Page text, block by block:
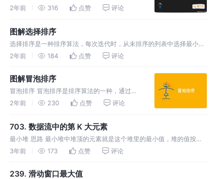
暴力法，通过一一对比，查找是否有重复元素。
将后一个元素与前一个元素对比即可。 哈希
表，遍历列表，在哈希表里面查找
2年前 316 点赞 评论
图解选择排序
选择排序是一种排序算法，每次迭代时，从未排序的列表中选择最小的
一个，然后把这个元素放在未排序列表的前面。 有人觉得这个过程和打
第一个元素
2年前 184 点赞 评论
图解冒泡排序
冒泡排序 冒泡排序是排序算法的一种，通过比
较和交换两个相邻的元素，直到按照想要的顺序
序。 冒泡排序的工作原理 假如我们将要将元素
升序排序。 第一次迭代（比较和
2年前 230 点赞 评论
703. 数据流中的第 K 大元素
最小堆 思路 最小堆中堆顶的元素就是这个堆里的最小值，堆的值按照
从小到大排列。如果要得到“数据流中的第 K 大元素”，就需要从堆顶删
3年前 173 点赞 评论
239. 滑动窗口最大值